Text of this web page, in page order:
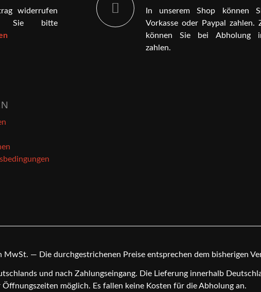
widerrufen
Sie bitte
In unserem Shop können
Vorkasse oder Paypal zahlen.
können Sie bei Abholung
zahlen.
MwSt. — Die durchgestrichenen Preise entsprechen dem bisherigen
und nach Zahlungseingang. Die Lieferung innerhalb
möglich. Es fallen keine Kosten für die Abholung an.